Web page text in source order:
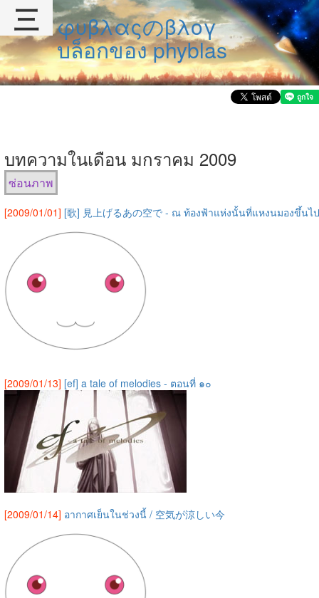
φυβλαςのβλογ
บล็อกของ phyblas
บทความในเดือน มกราคม 2009
ซ่อนภาพ
[2009/01/01] [歌] 見上げるあの空で - ณ ท้องฟ้าแห่งนั้นที่แหงนมองขึ้นไป
[2009/01/13] [ef] a tale of melodies - ตอนที่ ๑๐
[2009/01/14] อากาศเย็นในช่วงนี้ / 空気が涼しい今
三